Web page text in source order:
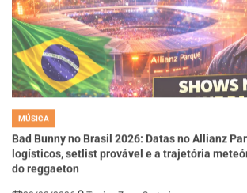
MÚSICA
Bad Bunny no Brasil 2026: Datas no Allianz
logísticos, setlist provável e a trajetória
do reggaeton
20/02/2026